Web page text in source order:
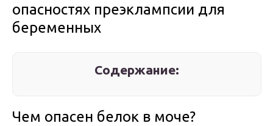
опасностях преэклампсии для
беременных
Содержание:
Чем опасен белок в моче?